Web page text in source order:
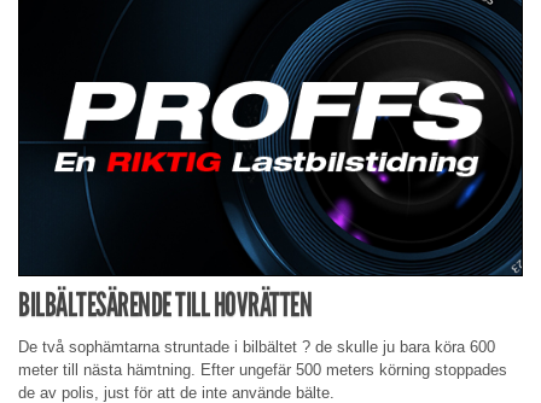
BILBÄLTESÄRENDE TILL HOVRÄTTEN
De två sophämtarna struntade i bilbältet ? de skulle ju bara köra 600
meter till nästa hämtning. Efter ungefär 500 meters körning stoppades
de av polis, just för att de inte använde bälte.